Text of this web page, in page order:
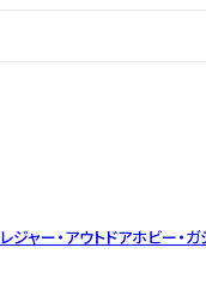
レジャー・アウトドアホビー・ガ